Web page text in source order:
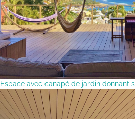
Espace avec canapé de jardin donnant